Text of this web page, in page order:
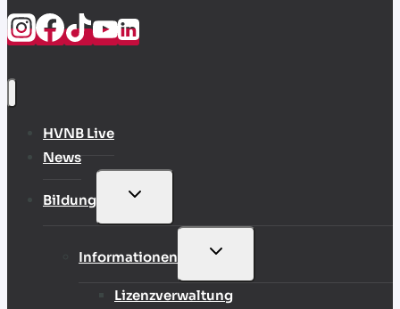
HVNB Live
News
Bildung
UNTERMENÜ
Informationen
UNTERMENÜ
Lizenzverwaltung